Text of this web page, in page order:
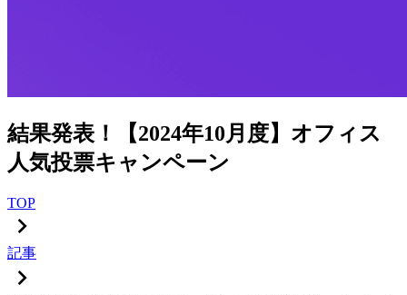
結果発表！【2024年10月度】オフィス
人気投票キャンペーン
TOP
記事